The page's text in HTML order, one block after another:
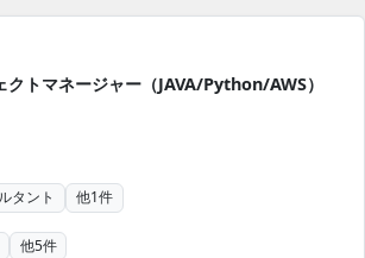
クトマネージャー（JAVA/Python/AWS）
タント 他1件
他5件